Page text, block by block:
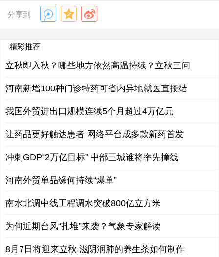
分享到
精彩推荐
立秋即入秋？哪些地方依然高温持续？立秋三问
河南新增100种门诊特药可省内异地就医直接结
我国外贸进出口规模连续5个月超过4万亿元
让药品更好触达患者 网络平台成多款新药首发
冲刺GDP“2万亿目标” 中部三城谁将率先撞线
河南外贸单品缘何持续“爆单”
南水北调中线工程调水突破800亿立方米
为何近期台风“扎堆”来袭？气象专家解读
8月7日将迎来立秋 滋阴润肺的养生茶如何制作